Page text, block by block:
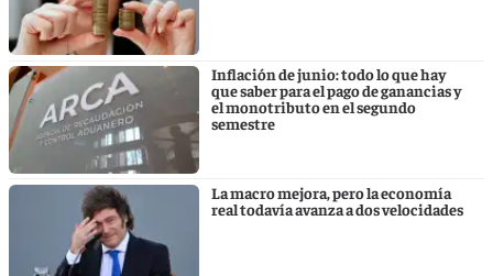
Inflación de junio: todo lo que hay
que saber para el pago de ganancias y
el monotributo en el segundo
semestre
La macro mejora, pero la economía
real todavía avanza a dos velocidades